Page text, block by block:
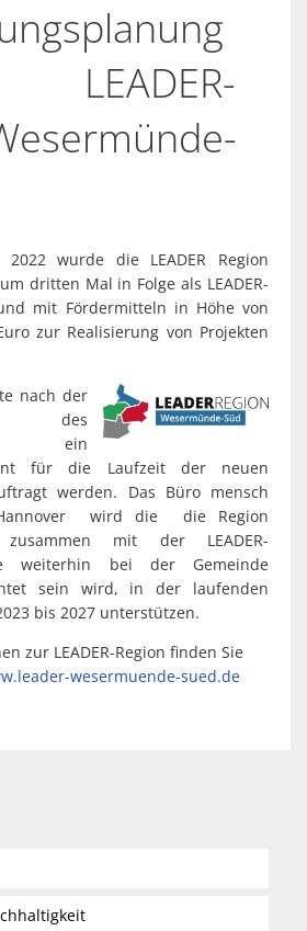
Heiraten
Kindertagesstätten
Meldeamt
Wochenmärkte
Wirtschaft
wurde die LEADER Region
dritten Mal in Folge als LEADER-
mit Fördermitteln in Höhe von
zur Realisierung von Projekten
nach der
des
ein
für die Laufzeit der neuen
werden. Das Büro mensch
wird die die Region
zusammen mit der LEADER-
weiterhin bei der Gemeinde
sein wird, in der laufenden
bis 2027 unterstützen.
zur LEADER-Region finden Sie
wesermuende-sued.de